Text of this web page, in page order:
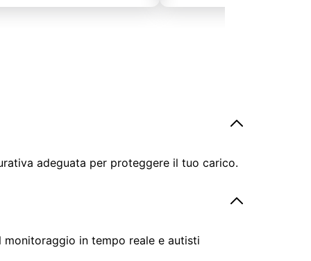
adeguata per proteggere il tuo carico.
in tempo reale e autisti